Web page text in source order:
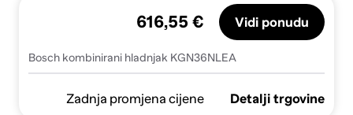
Bosch kombinirani hladnjak KGN36NLEA
616,55 € Vidi ponudu
Zadnja promjena cijene Detalji trgovine